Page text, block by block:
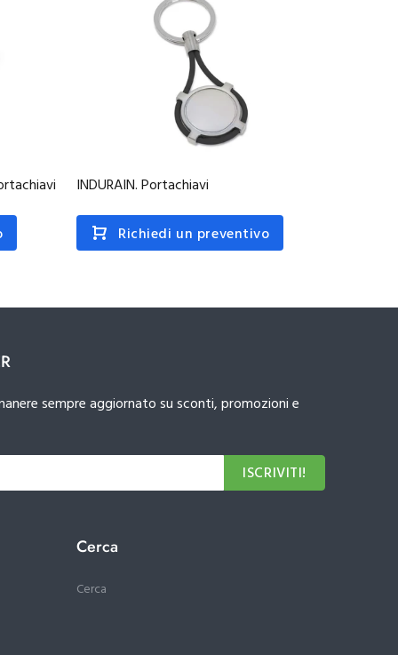
INDURAIN. Portachiavi
Richiedi un preventivo
sempre aggiornato su sconti, promozioni e
ISCRIVITI!
Cerca
Cerca